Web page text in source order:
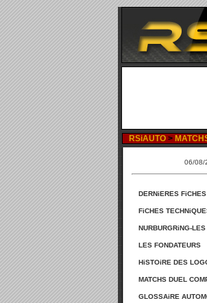
RSiAUTO >
06/08/
DERNiERES
FiCHES
NURBURGRiNG-
LES FONDATEURS
HiSTOiRE DES
MATCHS DUEL
GLOSSAiRE